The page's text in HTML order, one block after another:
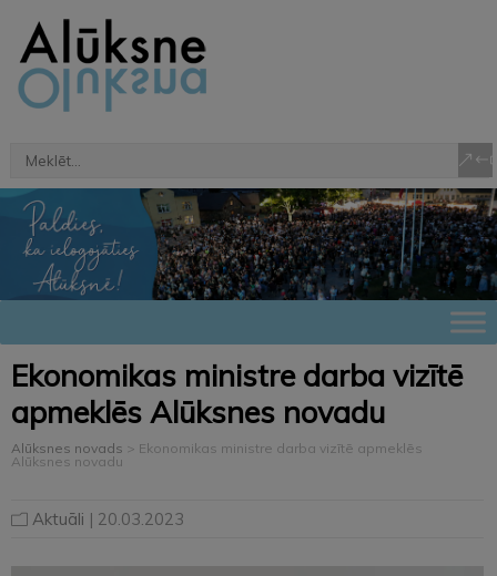
Ekonomikas ministre darba vizītē
apmeklēs Alūksnes novadu
Alūksnes novads > Ekonomikas ministre darba vizītē apmeklēs
Alūksnes novadu
Aktuāli | 20.03.2023